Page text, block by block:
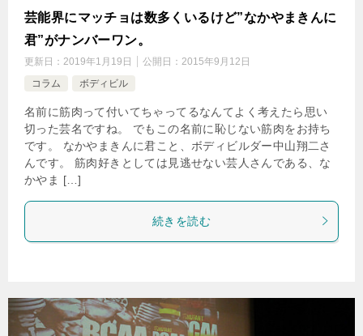
芸能界にマッチョは数多くいるけど”なかやまきんに
君”がナンバーワン。
更新日： 2019年1月19日 公開日： 2015年9月12日
コラム
ボディビル
名前に筋肉って付いてちゃってるなんてよく考えたら思い
切った芸名ですね。 でもこの名前に恥じない筋肉をお持ち
です。 なかやまきんに君こと、ボディビルダー中山翔二さ
んです。 筋肉好きとしては見逃せない芸人さんである、な
かやま […]
続きを読む